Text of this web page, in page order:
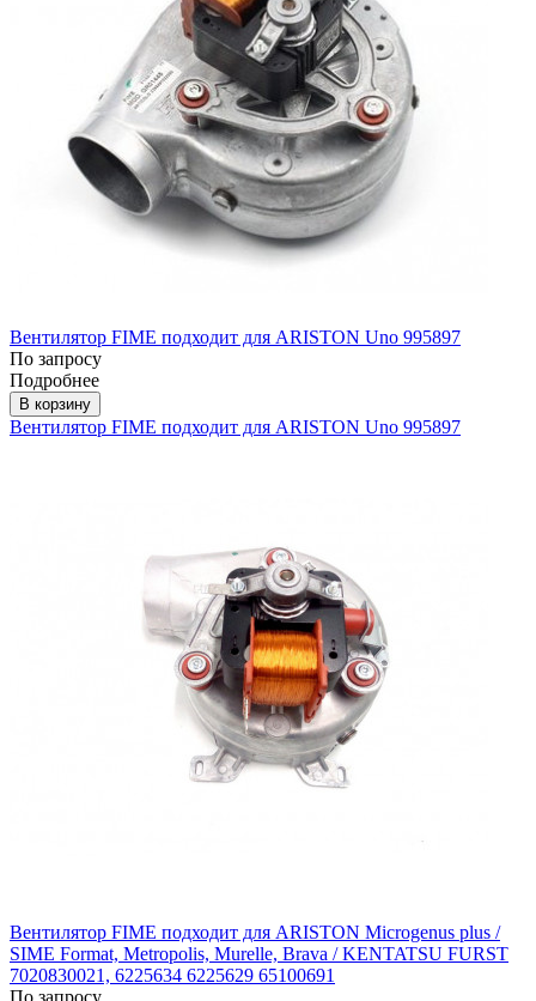
Вентилятор FIME подходит для ARISTON Uno 995897
По запросу
Подробнее
В корзину
Вентилятор FIME подходит для ARISTON Uno 995897
Вентилятор FIME подходит для ARISTON Microgenus plus /
SIME Format, Metropolis, Murelle, Brava / KENTATSU FURST
7020830021, 6225634 6225629 65100691
По запросу